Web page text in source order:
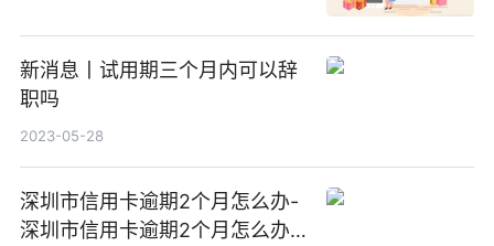
新消息丨试用期三个月内可以辞
职吗
2023-05-28
深圳市信用卡逾期2个月怎么办-
深圳市信用卡逾期2个月怎么办